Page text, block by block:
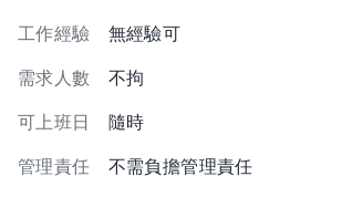
工作經驗 無經驗可
需求人數 不拘
可上班日 隨時
管理責任 不需負擔管理責任